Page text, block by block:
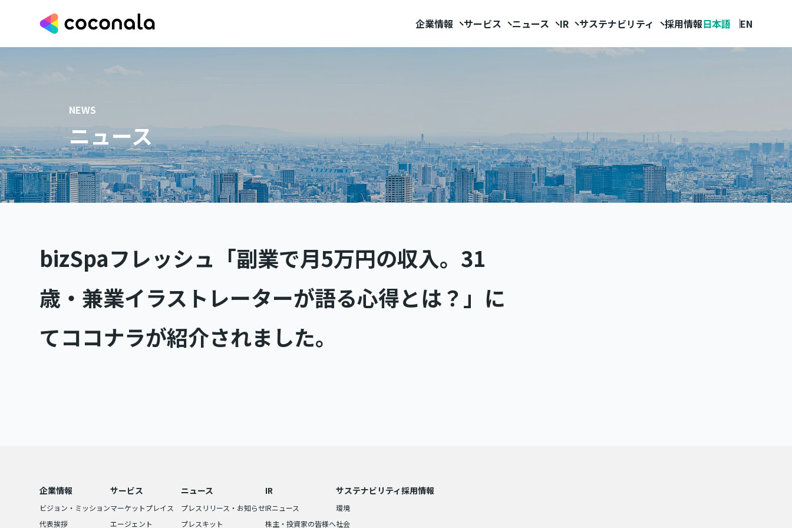
企業情報 サービス ニュース IR サステナビリティ 採用情報日本語 EN
NEWS
ニュース
bizSpaフレッシュ「副業で月5万円の収入。31
歳・兼業イラストレーターが語る心得とは？」に
てココナラが紹介されました。
企業情報
ビジョン・ミッション
代表挨拶
サービス
マーケットプレイス
エージェント
ニュース
プレスリリース・お知らせ
プレスキット
IR
IRニュース
株主・投資家の皆様へ
サステナビリティ
環境
社会
採用情報